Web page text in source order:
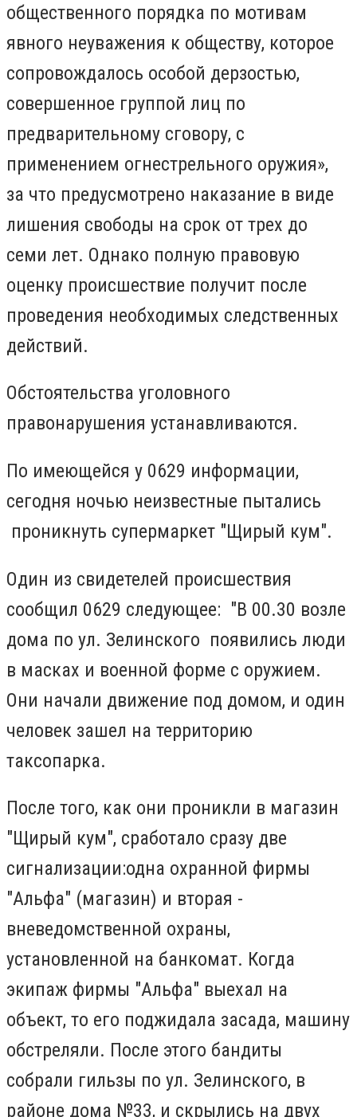
общественного порядка по мотивам
явного неуважения к обществу, которое
сопровождалось особой дерзостью,
совершенное группой лиц по
предварительному сговору, с
применением огнестрельного оружия»,
за что предусмотрено наказание в виде
лишения свободы на срок от трех до
семи лет. Однако полную правовую
оценку происшествие получит после
проведения необходимых следственных
действий.
Обстоятельства уголовного
правонарушения устанавливаются.
По имеющейся у 0629 информации,
сегодня ночью неизвестные пытались
проникнуть супермаркет "Щирый кум".
Один из свидетелей происшествия
сообщил 0629 следующее: "В 00.30 возле
дома по ул. Зелинского появились люди
в масках и военной форме с оружием.
Они начали движение под домом, и один
человек зашел на территорию
таксопарка.
После того, как они проникли в магазин
"Щирый кум", сработало сразу две
сигнализации:одна охранной фирмы
"Альфа" (магазин) и вторая -
вневедомственной охраны,
установленной на банкомат. Когда
экипаж фирмы "Альфа" выехал на
объект, то его поджидала засада, машину
обстреляли. После этого бандиты
собрали гильзы по ул. Зелинского, в
районе дома №33, и скрылись на двух